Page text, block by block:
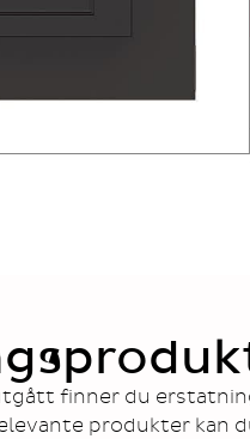
finner du
produkter kan